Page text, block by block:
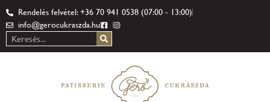
Rendelés felvétel: +36 70 941 0538 (07:00 - 13:00)
info@gerocukraszda.hu